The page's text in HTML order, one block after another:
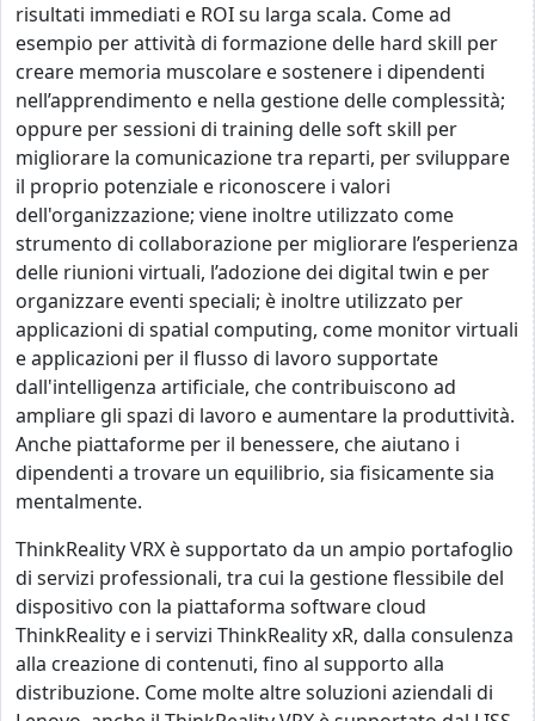
risultati immediati e ROI su larga scala. Come ad
esempio per attività di formazione delle hard skill per
creare memoria muscolare e sostenere i dipendenti
nell’apprendimento e nella gestione delle complessità;
oppure per sessioni di training delle soft skill per
migliorare la comunicazione tra reparti, per sviluppare
il proprio potenziale e riconoscere i valori
dell'organizzazione; viene inoltre utilizzato come
strumento di collaborazione per migliorare l’esperienza
delle riunioni virtuali, l’adozione dei digital twin e per
organizzare eventi speciali; è inoltre utilizzato per
applicazioni di spatial computing, come monitor virtuali
e applicazioni per il flusso di lavoro supportate
dall'intelligenza artificiale, che contribuiscono ad
ampliare gli spazi di lavoro e aumentare la produttività.
Anche piattaforme per il benessere, che aiutano i
dipendenti a trovare un equilibrio, sia fisicamente sia
mentalmente.
ThinkReality VRX è supportato da un ampio portafoglio
di servizi professionali, tra cui la gestione flessibile del
dispositivo con la piattaforma software cloud
ThinkReality e i servizi ThinkReality xR, dalla consulenza
alla creazione di contenuti, fino al supporto alla
distribuzione. Come molte altre soluzioni aziendali di